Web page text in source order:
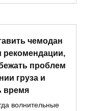
чемодан
рекомендации,
проблем
груза и
время
волнительные